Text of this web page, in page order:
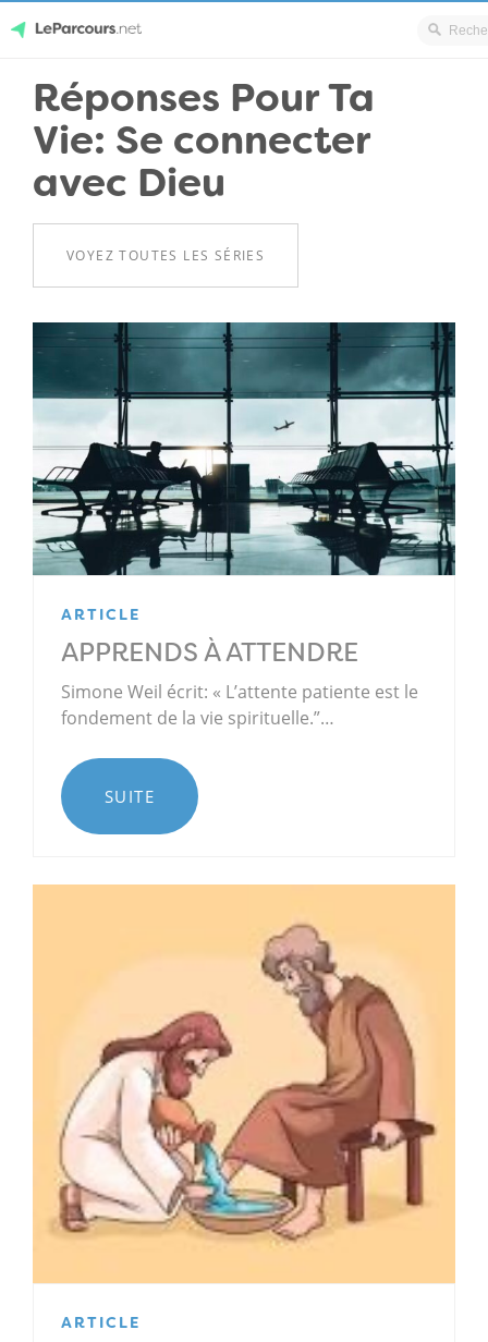
content
LeParcours.net
Réponses Pour Ta
Vie: Se connecter
avec Dieu
VOYEZ TOUTES LES SÉRIES
ARTICLE
APPRENDS À ATTENDRE
Simone Weil écrit: « L’attente patiente est le
fondement de la vie spirituelle.”…
SUITE
ARTICLE